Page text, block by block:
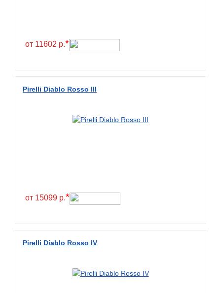
от 11602 р.*
Pirelli Diablo Rosso III
от 15099 р.*
Pirelli Diablo Rosso IV